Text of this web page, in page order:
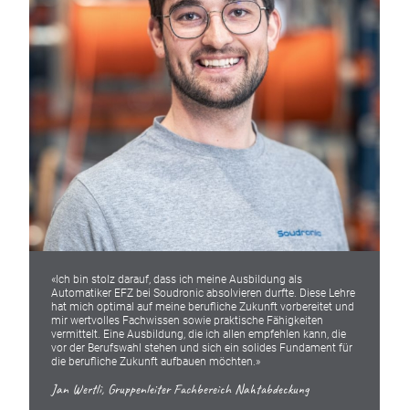
«Ich bin stolz darauf, dass ich meine Ausbildung als
Automatiker EFZ bei Soudronic absolvieren durfte. Diese Lehre
hat mich optimal auf meine berufliche Zukunft vorbereitet und
mir wertvolles Fachwissen sowie praktische Fähigkeiten
vermittelt. Eine Ausbildung, die ich allen empfehlen kann, die
vor der Berufswahl stehen und sich ein solides Fundament für
die berufliche Zukunft aufbauen möchten.»
Jan Wertli, Gruppenleiter Fachbereich Nahtabdeckung